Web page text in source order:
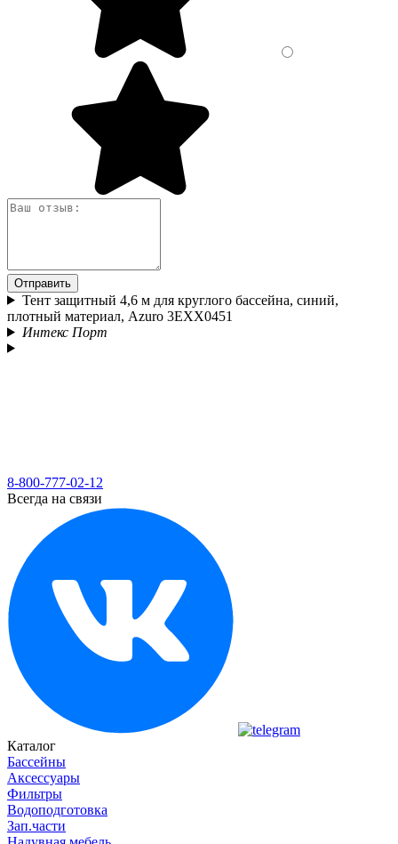
Отправить
Тент защитный 4,6 м для круглого бассейна, синий,
плотный материал, Azuro 3EXX0451
Интекс Порт
8-800-777-02-12
Всегда на связи
Каталог
Бассейны
Аксессуары
Фильтры
Водоподготовка
Зап.части